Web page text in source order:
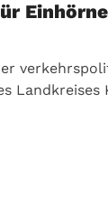
Landkreises